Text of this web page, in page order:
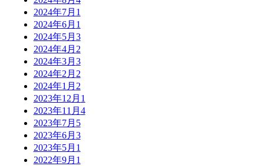
2024年7月 1
2024年6月 1
2024年5月 3
2024年4月 2
2024年3月 3
2024年2月 2
2024年1月 2
2023年12月 1
2023年11月 4
2023年7月 5
2023年6月 3
2023年5月 1
2022年9月 1